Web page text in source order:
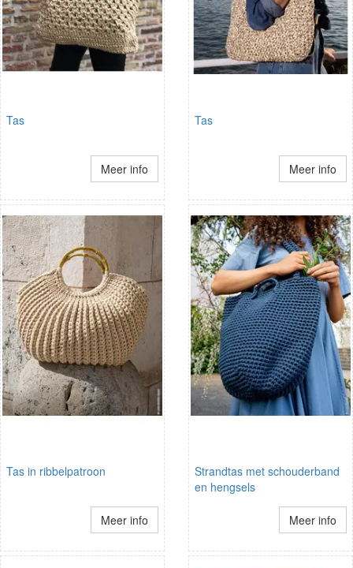
Tas
Meer info
Tas
Meer info
Tas in ribbelpatroon
Meer info
Strandtas met schouderband
en hengsels
Meer info